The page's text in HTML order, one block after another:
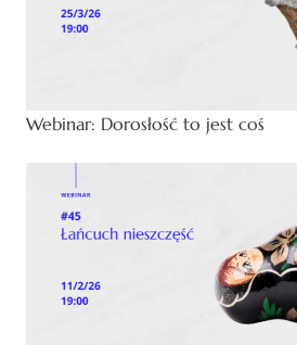
Webinar: Dorosłość to jest coś